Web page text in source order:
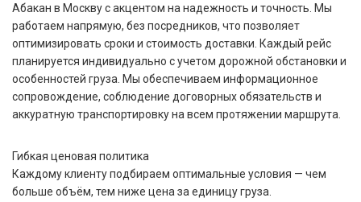
Абакан в Москву с акцентом на надежность и точность. Мы
работаем напрямую, без посредников, что позволяет
оптимизировать сроки и стоимость доставки. Каждый рейс
планируется индивидуально с учетом дорожной обстановки и
особенностей груза. Мы обеспечиваем информационное
сопровождение, соблюдение договорных обязательств и
аккуратную транспортировку на всем протяжении маршрута.
Гибкая ценовая политика
Каждому клиенту подбираем оптимальные условия — чем
больше объём, тем ниже цена за единицу груза.